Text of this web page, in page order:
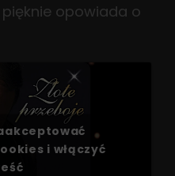
opowiada o
i włączyć